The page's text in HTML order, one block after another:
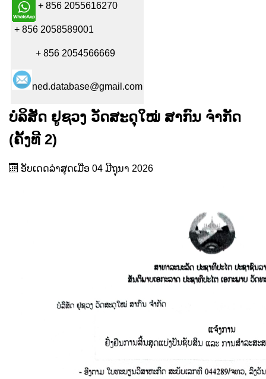
+ 856 2055616270
+ 856 2058589001
+ 856 2054566669
ned.database@gmail.com
ບໍລິສັດ ຢູຊວງ ວັດສະດຸໃໝ່ ສາກົນ ຈຳກັດ
(ຄັ້ງທີ 2)
ອັບເດດລ່າສຸດເມື່ອ 04 ມີຖຸນາ 2026